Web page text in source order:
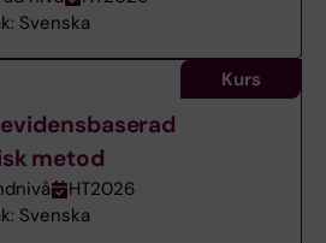
Svenska
metod
HT2026
Svenska
Kurs